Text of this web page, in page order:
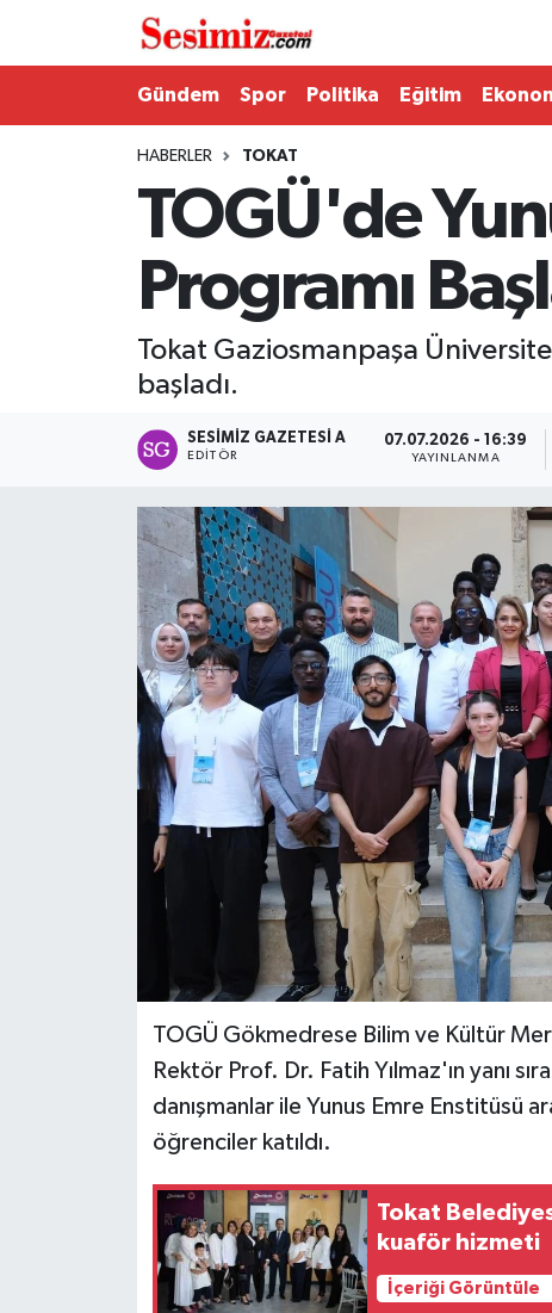
Gündem Spor Politika Eğitim
HABERLER TOKAT
TOGÜ'de
Programı
Tokat Gaziosmanpaşa
başladı.
SESIMIZ GAZETESI A
EDITÖR
07.07.2026 - 16:39
YAYINLANMA
TOGÜ Gökmedrese Bilim ve Kültür
Rektör Prof. Dr. Fatih Yılmaz'ın yanı
danışmanlar ile Yunus Emre Enstitüsü
öğrenciler katıldı.
Tokat
kuaför hizmeti
İçeriği Görüntüle
Magazin
Politika
Teknoloji
Tokat Haberleri
Nöbetçi Eczaneler
Hava Durumu
Namaz Vakitleri
Trafik Durumu
Tüm Manşetler
Son Dakika Haberleri
Haber Arşivi